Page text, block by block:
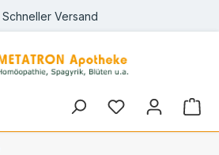
Schneller Versand